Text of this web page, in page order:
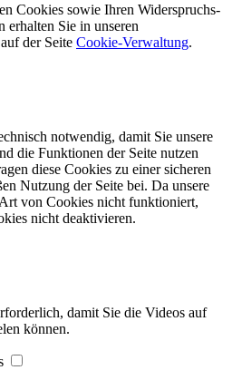
Cookies sowie Ihren Widerspruchs-
erhalten Sie in unseren
der Seite Cookie-Verwaltung​.
notwendig, damit Sie unsere
die Funktionen der Seite nutzen
diese Cookies zu einer sicheren
Nutzung der Seite bei. Da unsere
von Cookies nicht funktioniert,
nicht deaktivieren.
damit Sie die Videos auf
können.